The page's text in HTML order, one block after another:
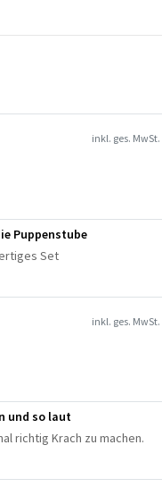
inkl. ges. MwSt.
Puppenstube
Set
inkl. ges. MwSt.
und so laut
richtig Krach zu machen.